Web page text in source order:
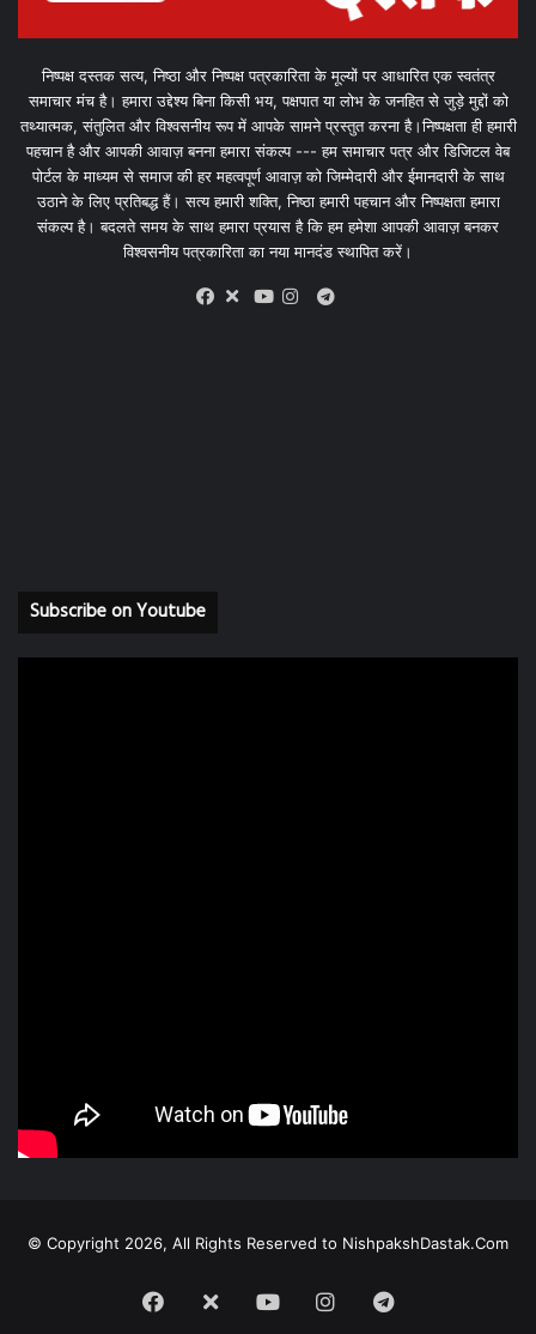
निष्पक्ष दस्तक सत्य, निष्ठा और निष्पक्ष पत्रकारिता के मूल्यों पर आधारित एक स्वतंत्र
समाचार मंच है। हमारा उद्देश्य बिना किसी भय, पक्षपात या लोभ के जनहित से जुड़े मुद्दों को
तथ्यात्मक, संतुलित और विश्वसनीय रूप में आपके सामने प्रस्तुत करना है।निष्पक्षता ही हमारी
पहचान है और आपकी आवाज़ बनना हमारा संकल्प --- हम समाचार पत्र और डिजिटल वेब
पोर्टल के माध्यम से समाज की हर महत्वपूर्ण आवाज़ को जिम्मेदारी और ईमानदारी के साथ
उठाने के लिए प्रतिबद्ध हैं। सत्य हमारी शक्ति, निष्ठा हमारी पहचान और निष्पक्षता हमारा
संकल्प है। बदलते समय के साथ हमारा प्रयास है कि हम हमेशा आपकी आवाज़ बनकर
विश्वसनीय पत्रकारिता का नया मानदंड स्थापित करें।
X
Telegram
Subscribe on Youtube
© Copyright 2026, All Rights Reserved to NishpakshDastak.Com
Facebook
X YoutubeInstagramTelegram